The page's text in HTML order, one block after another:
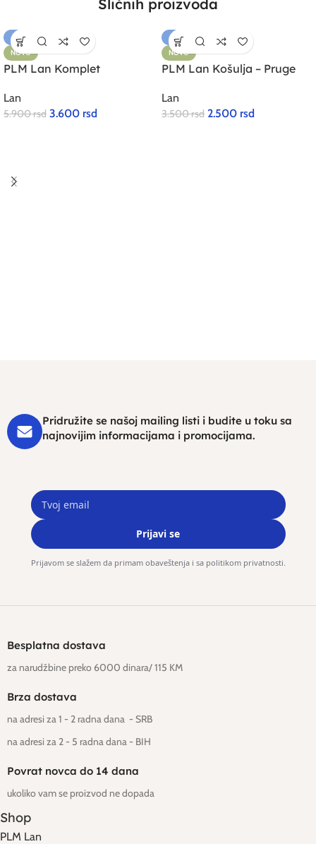
Sličnih proizvoda
-39%
NOVO
PLM Lan Komplet
Lan
5.900rsd 3.600 rsd
-29%
NOVO
PLM Lan Košulja – Pruge
Lan
3.500rsd 2.500 rsd
Pridružite se našoj mailing listi i budite u toku sa
najnovijim informacijama i promocijama.
Prijavi se
Prijavom se slažem da primam obaveštenja i sa politikom privatnosti.
Besplatna dostava
za narudžbine preko 6000 dinara/ 115 KM
Brza dostava
na adresi za 1 - 2 radna dana - SRB
na adresi za 2 - 5 radna dana- BIH
Povrat novca do 14 dana
ukoliko vam se proizvod ne dopada
Shop
PLM Lan